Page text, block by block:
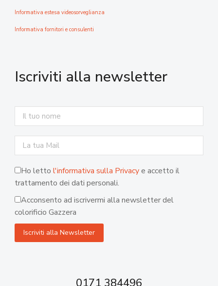
Informativa estesa videosorveglianza
Informativa fornitori e consulenti
Iscriviti alla newsletter
Ho letto l'informativa sulla Privacye accetto il
trattamento dei dati personali.
Acconsento ad iscrivermi alla newsletter del
colorificio Gazzera